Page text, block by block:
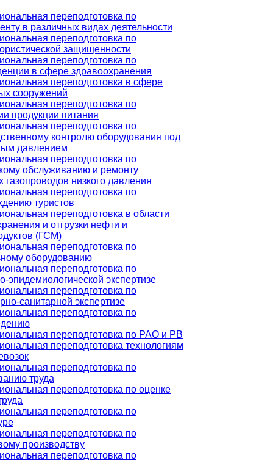
переподготовка по
в различных видах деятельности
переподготовка по
защищенности
переподготовка по
в сфере здравоохранения
переподготовка в сфере
сооружений
переподготовка по
продукции питания
переподготовка по
контролю оборудования под
давлением
переподготовка по
обслуживанию и ремонту
газопроводов низкого давления
переподготовка по
туристов
переподготовка в области
и отгрузки нефти и
(ГСМ)
переподготовка по
оборудованию
переподготовка по
эпидемиологической экспертизе
переподготовка по
санитарной экспертизе
переподготовка по
переподготовка по РАО и РВ
переподготовка технологиям
переподготовка по
труда
переподготовка по оценке
переподготовка по
переподготовка по
производству
переподготовка по